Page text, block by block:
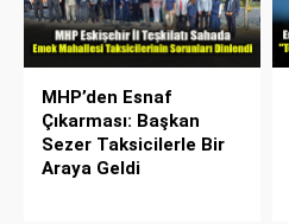
MHP’den Esnaf
Çıkarması: Başkan
Sezer Taksicilerle Bir
Araya Geldi